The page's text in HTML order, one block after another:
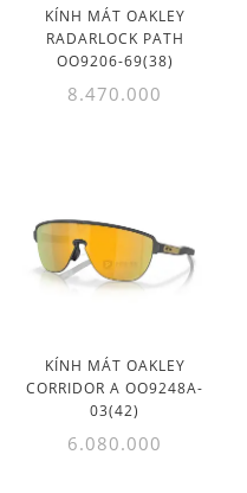
KÍNH MÁT OAKLEY
RADARLOCK PATH
OO9206-69(38)
8.470.000
KÍNH MÁT OAKLEY
CORRIDOR A OO9248A-
03(42)
6.080.000